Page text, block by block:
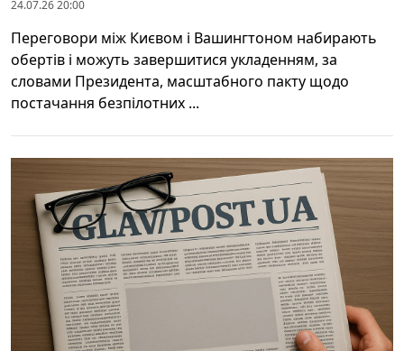
24.07.26 20:00
Переговори між Києвом і Вашингтоном набирають
обертів і можуть завершитися укладенням, за
словами Президента, масштабного пакту щодо
постачання безпілотних ...